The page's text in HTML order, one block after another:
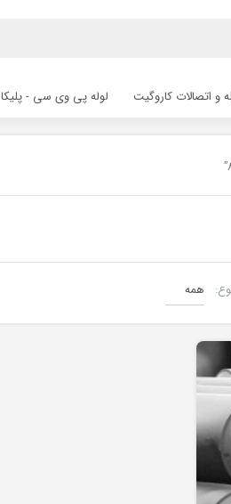
و اتصالات کاروگیت لوله پی وی سی - پلیکا